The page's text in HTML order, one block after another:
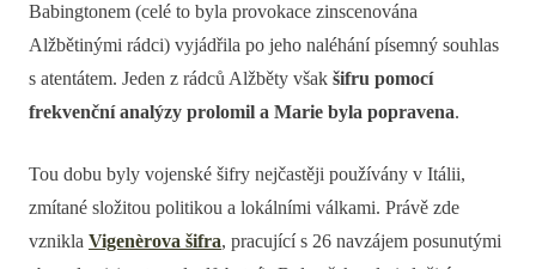
Babingtonem (celé to byla provokace zinscenována
Alžbětinými rádci) vyjádřila po jeho naléhání písemný souhlas
s atentátem. Jeden z rádců Alžběty však šifru pomocí
frekvenční analýzy prolomil a Marie byla popravena.
Tou dobu byly vojenské šifry nejčastěji používány v Itálii,
zmítané složitou politikou a lokálními válkami. Právě zde
vznikla Vigenèrova šifra, pracující s 26 navzájem posunutými